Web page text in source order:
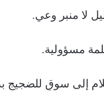
لا منبر وعي.
مسؤولية.
إلى سوقٍ للضجيج